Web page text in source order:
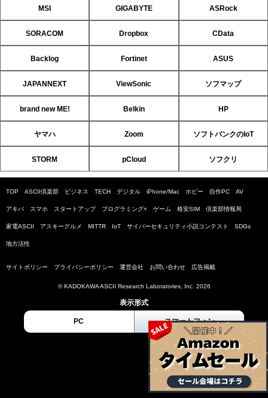
MSI GIGABYTE ASRock
SORACOM Dropbox CData
Backlog Fortinet ASUS
JAPANNEXT ViewSonic ソフマップ
brand new ME! Belkin HP
ヤマハ Zoom ソフトバンクのIoT
STORM pCloud ソフクリ
TOP ASCII倶楽部 ビジネス TECH デジタル iPhone/Mac ホビー 自作PC AV
アキバ スマホ スタートアップ プログラミング+ ゲーム 格安SIM 倶楽部情報局
家電ASCII アスキーグルメ MITTR IoT サイバーセキュリティ小説コンテスト SDGs
地方活性
サイトポリシー プライバシーポリシー 運営会社 お問い合わせ 広告掲載
© KADOKAWA ASCII Research Laboratories, Inc. 2026
表示形式
PC スマートフォン